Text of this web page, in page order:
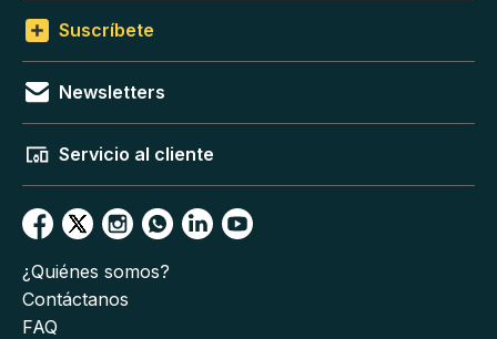
Suscríbete
Newsletters
Servicio al cliente
¿Quiénes somos?
Contáctanos
FAQ